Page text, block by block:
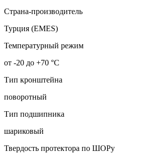
Страна-производитель
Турция (EMES)
Температурный режим
от -20 до +70 °С
Тип кронштейна
поворотный
Тип подшипника
шариковый
Твердость протектора по ШОРу